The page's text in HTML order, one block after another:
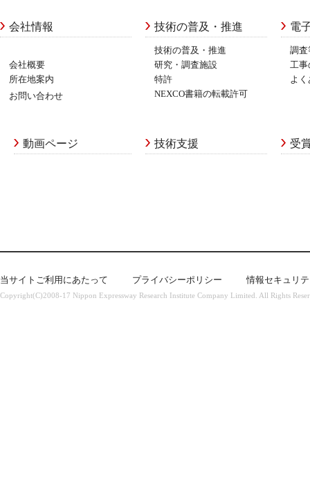
会社情報
会社概要
所在地案内
お問い合わせ
技術の普及・推進
技術の普及・推進
研究・調査施設
特許
NEXCO書籍の転載許可
電
調査
工事
よく
動画ページ 技術支援 受
当サイトご利用にあたって プライバシーポリシー 情報セキュリ
Copyright(C)2008-17 Nippon Expressway Research Institute Company Limited. All Rights